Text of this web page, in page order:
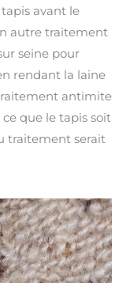
avant le
autre traitement
seine pour
rendant la laine
antimite
que le tapis soit
traitement serait